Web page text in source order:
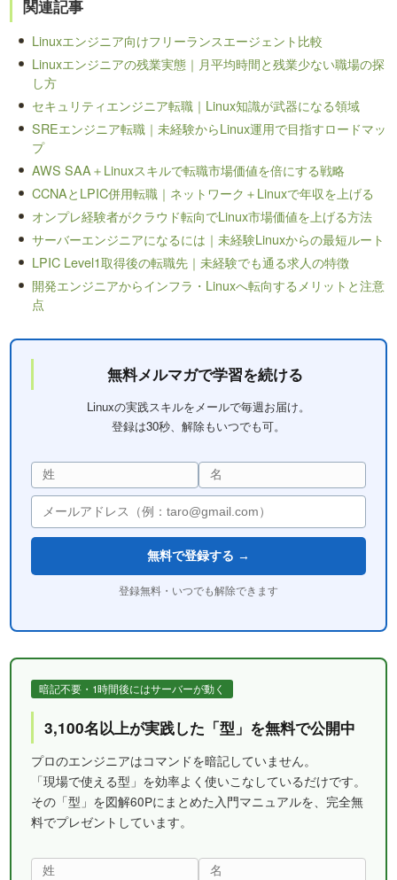
関連記事
Linuxエンジニア向けフリーランスエージェント比較
Linuxエンジニアの残業実態｜月平均時間と残業少ない職場の探
し方
セキュリティエンジニア転職｜Linux知識が武器になる領域
SREエンジニア転職｜未経験からLinux運用で目指すロードマッ
プ
AWS SAA＋Linuxスキルで転職市場価値を倍にする戦略
CCNAとLPIC併用転職｜ネットワーク＋Linuxで年収を上げる
オンプレ経験者がクラウド転向でLinux市場価値を上げる方法
サーバーエンジニアになるには｜未経験Linuxからの最短ルート
LPIC Level1取得後の転職先｜未経験でも通る求人の特徴
開発エンジニアからインフラ・Linuxへ転向するメリットと注意
点
無料メルマガで学習を続ける
Linuxの実践スキルをメールで毎週お届け。
登録は30秒、解除もいつでも可。
無料で登録する →
登録無料・いつでも解除できます
暗記不要・1時間後にはサーバーが動く
3,100名以上が実践した「型」を無料で公開中
プロのエンジニアはコマンドを暗記していません。
「現場で使える型」を効率よく使いこなしているだけです。
その「型」を図解60Pにまとめた入門マニュアルを、完全無
料でプレゼントしています。